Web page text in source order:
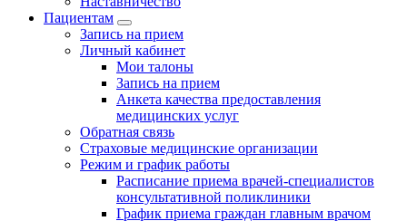
Пациентам
Запись на прием
Личный кабинет
Мои талоны
Запись на прием
Анкета качества предоставления
медицинских услуг
Обратная связь
Страховые медицинские организации
Режим и график работы
Расписание приема врачей-специалистов
консультативной поликлиники
График приема граждан главным врачом